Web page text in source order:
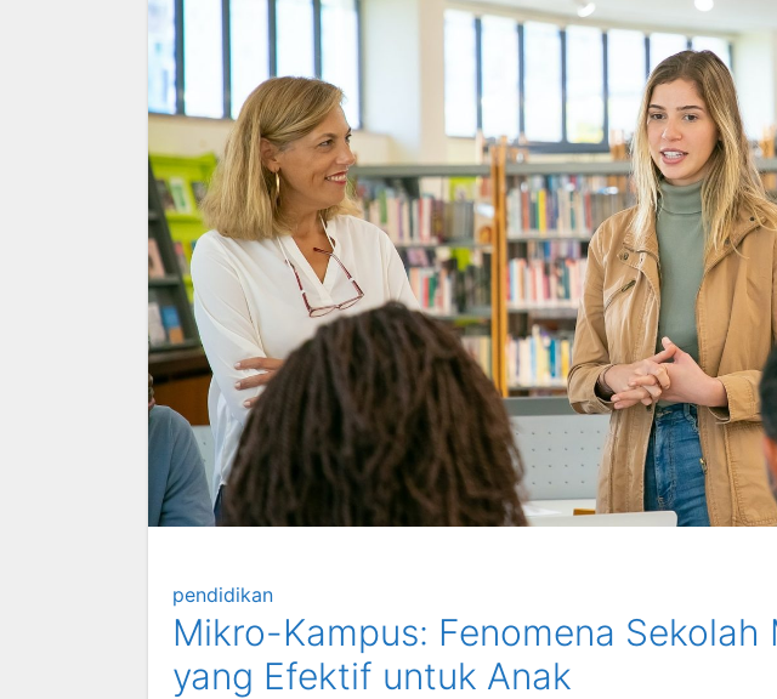
pendidikan
Mikro-Kampus: Fenomena Sekolah
yang Efektif untuk Anak